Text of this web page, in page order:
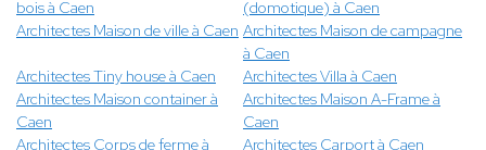
bois à Caen
(domotique) à Caen
Architectes Maison de ville à Caen Architectes Maison de campagne
à Caen
Architectes Tiny house à Caen
Architectes Villa à Caen
Architectes Maison container à
Caen
Architectes Maison A-Frame à
Caen
Architectes Corps de ferme à
Architectes Carport à Caen